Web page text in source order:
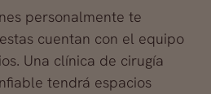
personalmente te
cuentan con el equipo
Una clínica de cirugía
tendrá espacios